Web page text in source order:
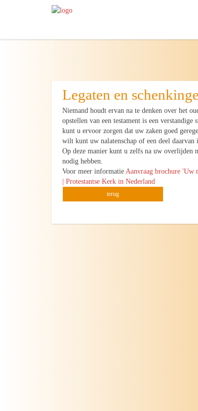
Legaten en
Niemand houdt ervan na te denken over het
opstellen van een testament is een
kunt u ervoor zorgen dat uw zaken goed
wilt kunt uw nalatenschap of een deel daarvan
Op deze manier kunt u zelfs na uw overlijden
nodig hebben.
Voor meer informatieAanvraag brochure 'Uw
| Protestantse Kerk in Nederland
terug